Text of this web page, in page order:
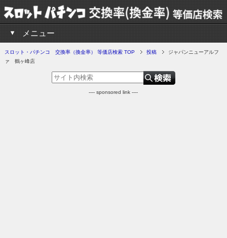
メニュー
スロット・パチンコ 交換率（換金率） 等価店検索 TOP 投稿
ジャパンニューアルフ
ァ 鶴ヶ峰店
---- sponsored link ----